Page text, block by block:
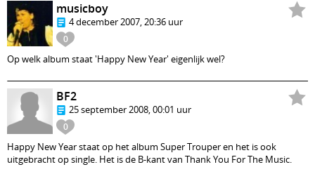
0
musicboy
4 december 2007, 20:36 uur
Op welk album staat 'Happy New Year' eigenlijk wel?
0
BF2
25 september 2008, 00:01 uur
Happy New Year staat op het album Super Trouper en het is ook
uitgebracht op single. Het is de B-kant van Thank You For The Music.